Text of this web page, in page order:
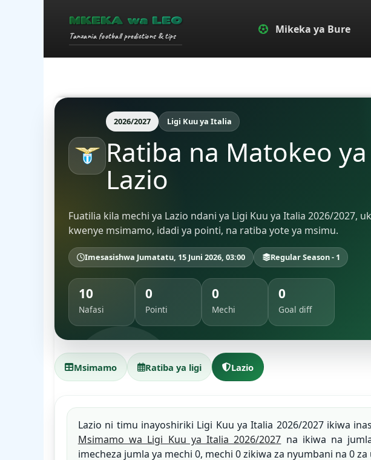
MKEKA wa LEO
Tanzania football predictions & tips
Mikeka ya Bure
2026/2027 Ligi Kuu ya Italia
Ratiba na Matokeo
Lazio
Fuatilia kila mechi ya Lazio ndani ya Ligi Kuu ya Italia 2026/2027,
kwenye msimamo, idadi ya pointi, na ratiba yote ya msimu.
Imesasishwa Jumatatu, 15 Juni 2026, 03:00 Regular Season - 1
10
Nafasi
0
Pointi
0
Mechi
0
Goal diff
Msimamo Ratiba ya ligi Lazio
Lazio ni timu inayoshiriki Ligi Kuu ya Italia 2026/2027 ikiwa
Msimamo wa Ligi Kuu ya Italia 2026/2027 na ikiwa na
imecheza jumla ya mechi 0, mechi 0 zikiwa za nyumbani na 0 za